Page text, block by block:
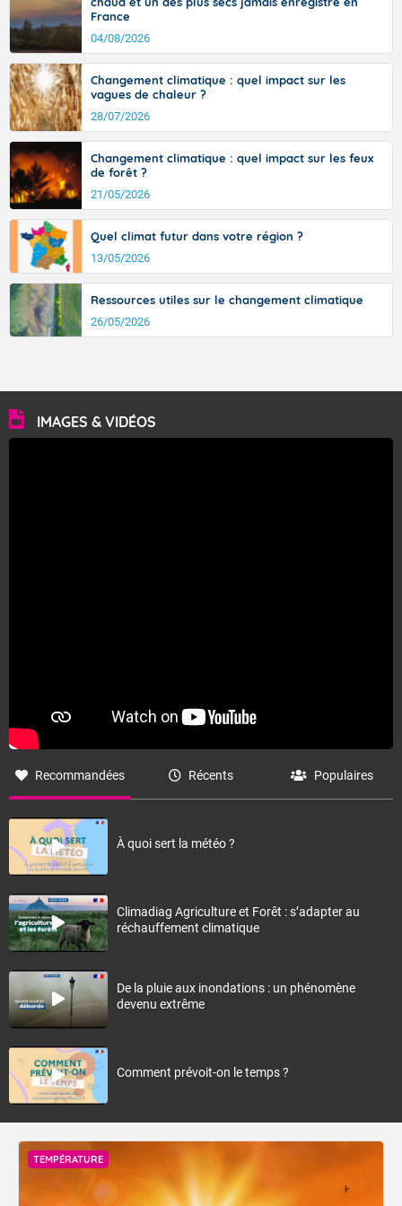
sont comprises entre 30 et 36 dans l'intérieur du pays,
avec des pointes jusqu'à 37 à 38 degrés dans l'arrière-
pays varois et en vallée de la Garonne.
l’ouest de l’Hérault. L’étymologie de ce vent vient du latin trasmontanus,
signifiant au-delà des monts, en allusion aux régions montagneuses
d’où provient ce vent.
France
04/08/2026
Changement climatique : quel impact sur les
vagues de chaleur ?
28/07/2026
Changement climatique : quel impact sur les feux
de forêt ?
21/05/2026
Quel climat futur dans votre région ?
13/05/2026
Ressources utiles sur le changement climatique
26/05/2026
IMAGES & VIDÉOS
Recommandées Récents Populaires
À quoi sert la météo ?
Climadiag Agriculture et Forêt : s’adapter au
réchauffement climatique
De la pluie aux inondations : un phénomène
devenu extrême
Comment prévoit-on le temps ?
TEMPÉRATURE